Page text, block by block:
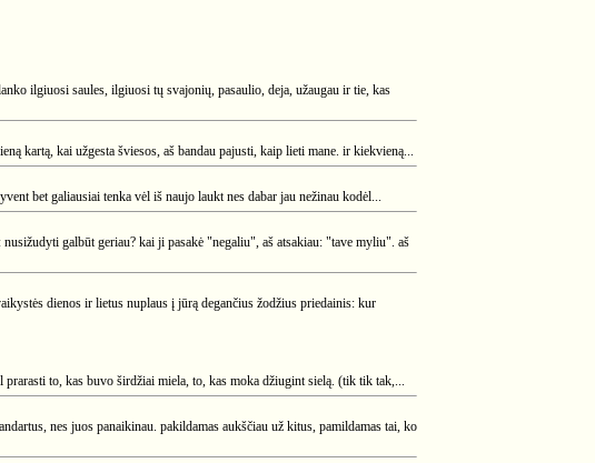
ilgiuosi saules, ilgiuosi tų svajonių, pasaulio, deja, užaugau ir tie, kas
kartą, kai užgesta šviesos, aš bandau pajusti, kaip lieti mane. ir kiekvieną...
bet galiausiai tenka vėl iš naujo laukt nes dabar jau nežinau kodėl...
galbūt geriau? kai ji pasakė "negaliu", aš atsakiau: "tave myliu". aš
dienos ir lietus nuplaus į jūrą degančius žodžius priedainis: kur
to, kas buvo širdžiai miela, to, kas moka džiugint sielą. (tik tik tak,...
nes juos panaikinau. pakildamas aukščiau už kitus, pamildamas tai, ko